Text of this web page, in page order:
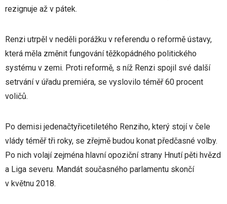
rezignuje až v pátek.
Renzi utrpěl v neděli porážku v referendu o reformě ústavy,
která měla změnit fungování těžkopádného politického
systému v zemi. Proti reformě, s níž Renzi spojil své další
setrvání v úřadu premiéra, se vyslovilo téměř 60 procent
voličů.
Po demisi jedenačtyřicetiletého Renziho, který stojí v čele
vlády téměř tři roky, se zřejmě budou konat předčasné volby.
Po nich volají zejména hlavní opoziční strany Hnutí pěti hvězd
a Liga severu. Mandát současného parlamentu skončí
v květnu 2018.